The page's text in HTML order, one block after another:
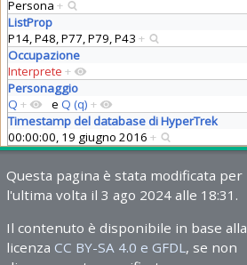
Persona +
ListProp
P14, P48, P77, P79, P43 +
Occupazione
Interprete +
Personaggio
Q + e Q (q) +
Timestamp del database di HyperTrek
00:00:00, 19 giugno 2016 +
Questa pagina è stata modificata per
l'ultima volta il 3 ago 2024 alle 18:31.
Il contenuto è disponibile in base alla
licenza CC BY-SA 4.0 e GFDL , se non